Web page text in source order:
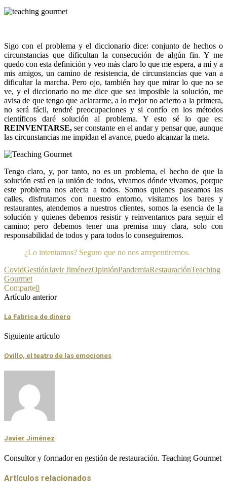
Sigo con el problema y el diccionario dice: conjunto de hechos o
circunstancias que dificultan la consecución de algún fin. Y me
quedo con esta definición y veo más claro lo que me espera, a mí y a
mis amigos, un camino de resistencia, de circunstancias que van a
dificultar la marcha. Pero ojo, también hay que mirar lo que no se
ve, y el diccionario no me dice que sea imposible la solución, me
avisa de que tengo que aclararme, a lo mejor no acierto a la primera,
no será fácil, tendré preocupaciones y si confío en los métodos
científicos daré solución al problema. Y esto sé lo que es:
REINVENTARSE,ser constante en el andar y pensar que, aunque
las circunstancias me impidan el avance, puedo alcanzar la meta.
Tengo claro, y, por tanto, no es un problema, el hecho de que la
solución está en la unión de todos, vivamos dónde vivamos, porque
este problema nos afecta a todos. Somos quienes paseamos las
calles, disfrutamos con nuestro entorno, visitamos los bares y
restaurantes, atendemos a nuestros clientes, somos la esencia de la
solución y quienes debemos resistir y reinventarnos para seguir el
camino; pero debemos tener una premisa muy clara, solo con
responsabilidad de todos y para todos lo conseguiremos.
¿Lo intentamos? Seguro que no nos arrepentiremos.
CovidGestiónJavir JiménezOpiniónPandemiaRestauraciónTeaching
Gourmet
Comparte0
Artículo anterior
La Fabrica de dinero
Siguiente artículo
Ovillo, el teatro de las emociones
Javier Jiménez
Consultor y formador en gestión de restauración. Teaching Gourmet
Artículos relacionados